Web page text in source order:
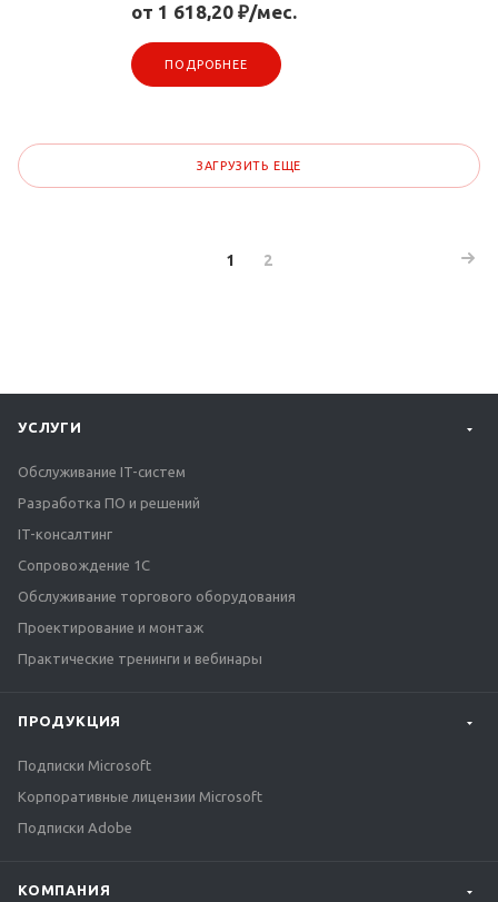
от 1 618,20 ₽/мес.
ПОДРОБНЕЕ
ЗАГРУЗИТЬ ЕЩЕ
1 2
УСЛУГИ
Обслуживание IT-систем
Разработка ПО и решений
IT-консалтинг
Сопровождение 1С
Обслуживание торгового оборудования
Проектирование и монтаж
Практические тренинги и вебинары
ПРОДУКЦИЯ
Подписки Microsoft
Корпоративные лицензии Microsoft
Подписки Adobe
КОМПАНИЯ